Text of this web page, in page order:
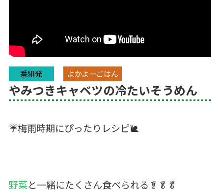
番組発 よかよーごはん
やみつきキャベツの冷たいそうめん
☔梅雨時期にぴったりレシピ🐌
野菜と一緒にたくさん食べられる🥬🥬🥬